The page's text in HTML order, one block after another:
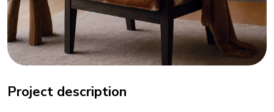
Project description